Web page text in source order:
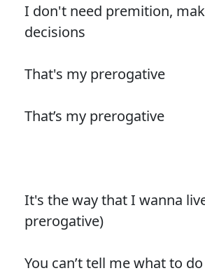
I don't need premition,
decisions
That's my prerogative
That’s my prerogative
It's the way that I wanna
prerogative)
You can’t tell me what to do